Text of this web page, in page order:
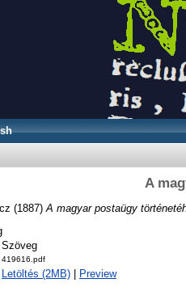
A
(1887) A magyar postaügy
Szöveg
419616.pdf
Letöltés (2MB) | Preview